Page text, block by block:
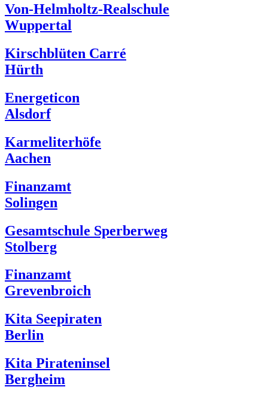
Von-Helmholtz-Realschule
Wuppertal
Kirschblüten Carré
Hürth
Energeticon
Alsdorf
Karmeliterhöfe
Aachen
Finanzamt
Solingen
Gesamtschule Sperberweg
Stolberg
Finanzamt
Grevenbroich
Kita Seepiraten
Berlin
Kita Pirateninsel
Bergheim